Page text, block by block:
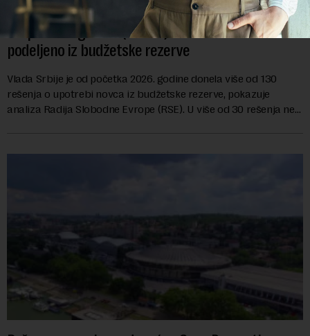
Od početka godine (barem) 122 miliona evra
podeljeno iz budžetske rezerve
Vlada Srbije je od početka 2026. godine donela više od 130
rešenja o upotrebi novca iz budžetske rezerve, pokazuje
analiza Radija Slobodne Evrope (RSE). U više od 30 rešenja ne